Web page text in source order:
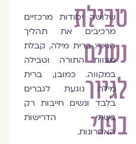
טבילת
נשים
לגיור
בפני
שלושה יסודות מרכזיים
מרכיבים את תהליך
הגיור: ברית מילה, קבלת
מצוות התורה וטבילה
במקווה. כמובן, ברית
מילה נוגעת לגברים
בלבד ונשים חייבות רק
בשתי הדרישות
האחרונות.